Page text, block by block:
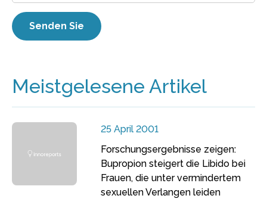
Meistgelesene Artikel
25 April 2001
Forschungsergebnisse zeigen:
Bupropion steigert die Libido bei
Frauen, die unter vermindertem
sexuellen Verlangen leiden